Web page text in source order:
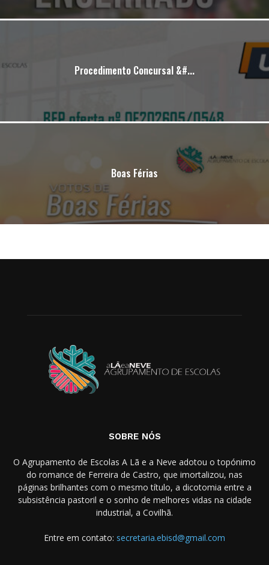
Procedimento Concursal &#...
Boas Férias
SOBRE NÓS
O Agrupamento de Escolas A Lã e a Neve adotou o topónimo
do romance de Ferreira de Castro, que imortalizou, nas
páginas brilhantes com o mesmo título, a dicotomia entre a
subsistência pastoril e o sonho de melhores vidas na cidade
industrial, a Covilhã.
Entre em contato: secretaria.ebisd@gmail.com